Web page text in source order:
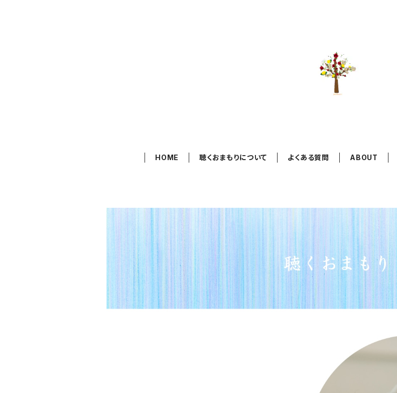
HOME 聴くおまもりについて よくある質問 ABOUT